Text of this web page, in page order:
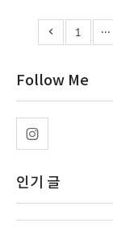
1 ···
Follow Me
인기 글